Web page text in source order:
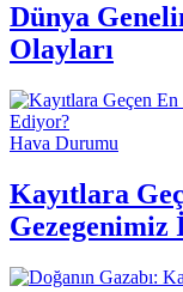
Dünya
Olayları
Hava Durumu
Kayıtlara
Gezegenimiz